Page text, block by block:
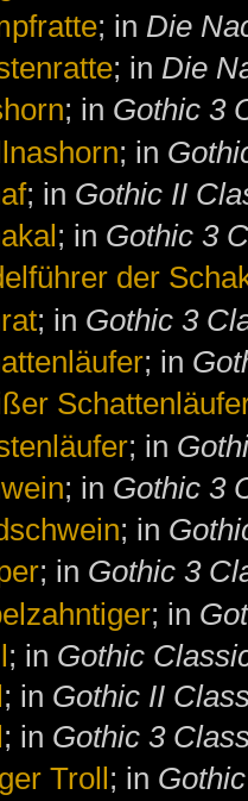
; in Die
; in Die
; in Gothic 3
; in
; in Gothic II
; in Gothic 3
der
; in Gothic 3
; in
; in
; in Gothic 3
; in
; in Gothic 3
; in
; in Gothic
; in Gothic II
; in Gothic 3
Troll; in